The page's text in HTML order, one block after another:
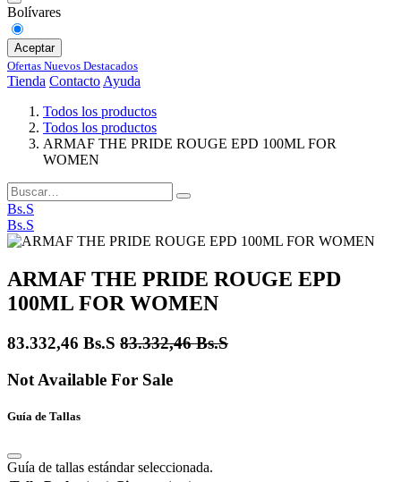
Bolívares
Aceptar
Ofertas Nuevos Destacados
Tienda Contacto Ayuda
Todos los productos
Todos los productos
ARMAF THE PRIDE ROUGE EPD 100ML FOR
WOMEN
Bs.S
Bs.S
ARMAF THE PRIDE ROUGE EPD
100ML FOR WOMEN
83.332,46 Bs.S 83.332,46Bs.S
Not Available For Sale
Guía de Tallas
Guía de tallas estándar seleccionada.